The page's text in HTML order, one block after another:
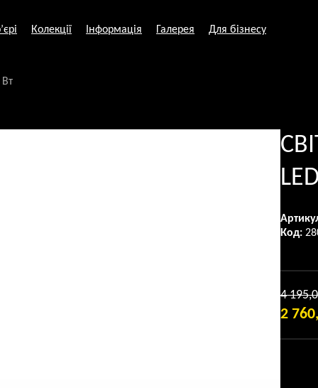
Колекції Інформація Галерея Для бізнесу
Код:
4
2